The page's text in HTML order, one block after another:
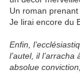
Un roman prenant
Je lirai encore du
Enfin,
l’autel, il
absolue